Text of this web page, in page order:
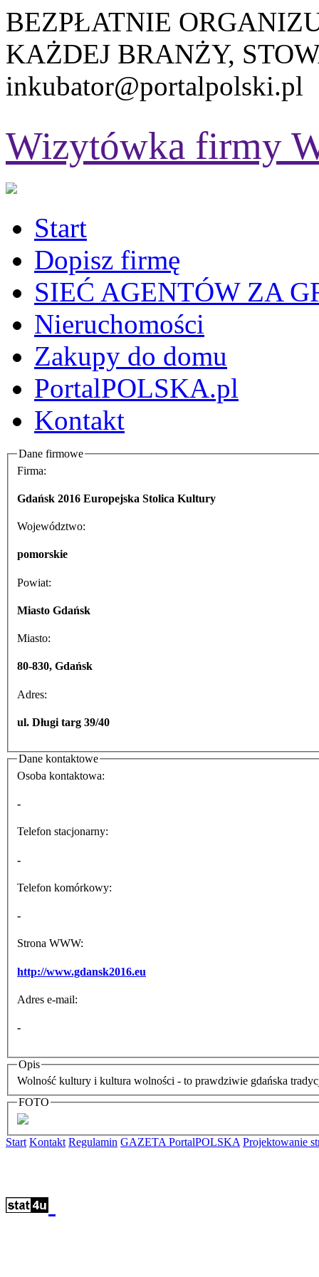
BEZPŁATNIE
KAŻDEJ BRANŻY,
inkubator@portalpolski.pl
Wizytówka firmy
Start
Dopisz firmę
SIEĆ AGENTÓW ZA
Nieruchomości
Zakupy do domu
PortalPOLSKA.pl
Kontakt
Dane firmowe
Firma:
Gdańsk 2016 Europejska Stolica Kultury
Województwo:
pomorskie
Powiat:
Miasto Gdańsk
Miasto:
80-830, Gdańsk
Adres:
ul. Długi targ 39/40
Dane kontaktowe
Osoba kontaktowa:
-
Telefon stacjonarny:
-
Telefon komórkowy:
-
Strona WWW:
http://www.gdansk2016.eu
Adres e-mail:
-
Opis
Wolność kultury i kultura wolności - to prawdziwie gdańska
FOTO
Start Kontakt Regulamin GAZETA PortalPOLSKA Projektowanie